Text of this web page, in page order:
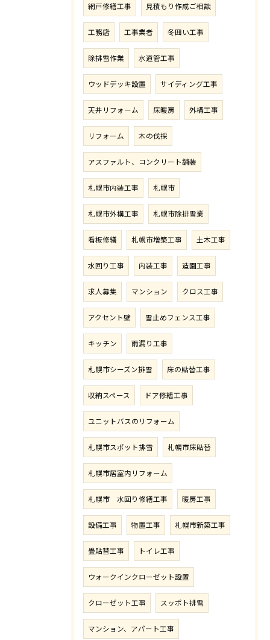
網戸修繕工事 見積もり作成ご相談
工務店 工事業者 冬囲い工事
除排雪作業 水道管工事
ウッドデッキ設置 サイディング工事
天井リフォーム 床暖房 外構工事
リフォーム 木の伐採
アスファルト、コンクリート舗装
札幌市内装工事 札幌市
札幌市外構工事 札幌市除排雪業
看板修繕 札幌市増築工事 土木工事
水回り工事 内装工事 造園工事
求人募集 マンション クロス工事
アクセント壁 雪止めフェンス工事
キッチン 雨漏り工事
札幌市シーズン排雪 床の貼替工事
収納スペース ドア修繕工事
ユニットバスのリフォーム
札幌市スポット排雪 札幌市床貼替
札幌市居室内リフォーム
札幌市 水回り修繕工事 暖房工事
設備工事 物置工事 札幌市新築工事
畳貼替工事 トイレ工事
ウォークインクローゼット設置
クローゼット工事 スッポト排雪
マンション、アパート工事